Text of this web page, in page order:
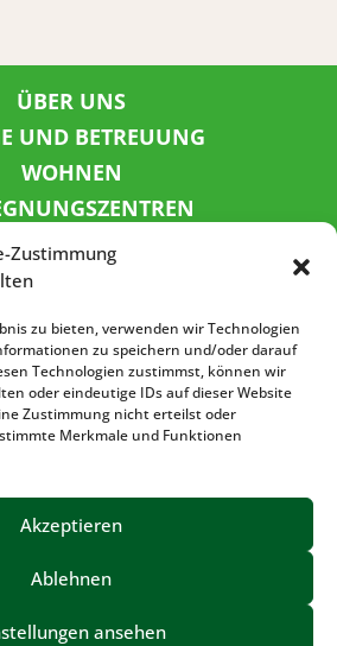
Zustimmung
zu bieten, verwenden wir Technologien
zu speichern und/oder darauf
Technologien zustimmst, können wir
oder eindeutige IDs auf dieser Website
Zustimmung nicht erteilst oder
Merkmale und Funktionen
Akzeptieren
Ablehnen
ansehen
ÜBER UNS
UND BETREUUNG
WOHNEN
UND JUGEND
KONTAKT
Sozialbank
3702 0500 0001 5520 00
IMPRESSUM